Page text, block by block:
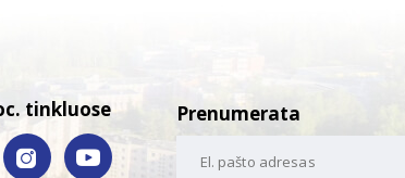
tinkluose Prenumerata